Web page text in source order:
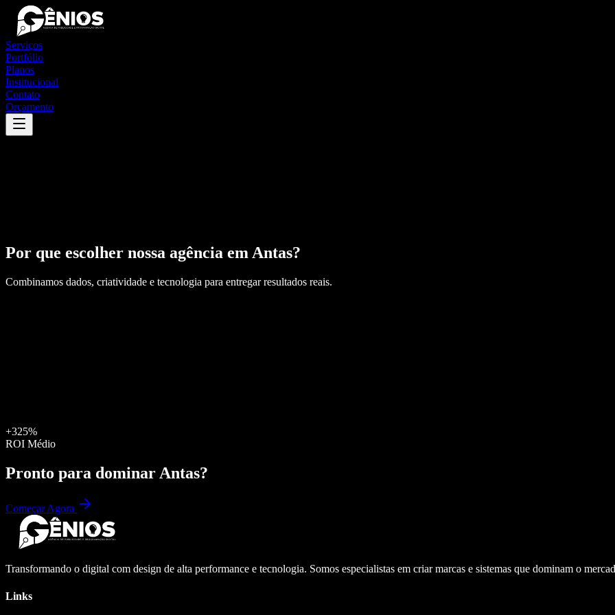
Serviços
Portfólio
Planos
Institucional
Contato
Orçamento
Por que escolher nossa agência em Antas?
Combinamos dados, criatividade e tecnologia para entregar resultados reais.
+325%
ROI Médio
Pronto para dominar Antas?
Começar Agora
Transformando o digital com design de alta performance e tecnologia. Somos especialistas em criar marcas e sistemas que dominam o
Links